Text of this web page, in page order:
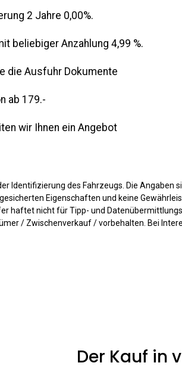
2 Jahre 0,00%.
beliebiger Anzahlung 4,99 %.
die Ausfuhr Dokumente
ab 179.-
wir Ihnen ein Angebot
Identifizierung des Fahrzeugs. Die Angaben
Eigenschaften und keine
haftet nicht für Tipp- und
/ Zwischenverkauf / vorbehalten. Bei
Der Kauf in